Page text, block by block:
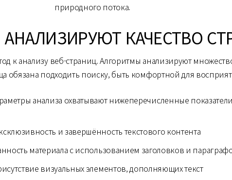
природного потока.
КАЧЕСТВО
анализу веб-страниц. Алгоритмы анализируют
обязана подходить поиску, быть комфортной для
анализа охватывают нижеперечисленные
и завершённость текстового контента
материала с использованием заголовков и
визуальных элементов, дополняющих текст